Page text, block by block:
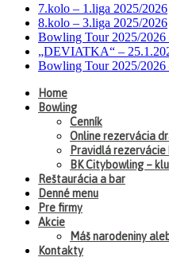
7.kolo – 1.liga 2025/2026
8.kolo – 3.liga 2025/2026
Bowling Tour 2025/
„DEVIATKA“ –
Bowling Tour 2025/
Home
Bowling
Cenník
Online rezervácia
Pravidlá
BK Citybowling –
Reštaurácia a bar
Denné menu
Pre firmy
Akcie
Máš narodeniny
Kontakty